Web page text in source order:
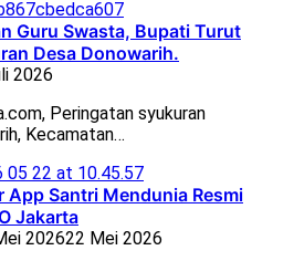
Guru Swasta, Bupati Turut
Desa Donowarih.
2026
Peringatan syukuran
Kecamatan…
App Santri Mendunia Resmi
Jakarta
202622 Mei 2026